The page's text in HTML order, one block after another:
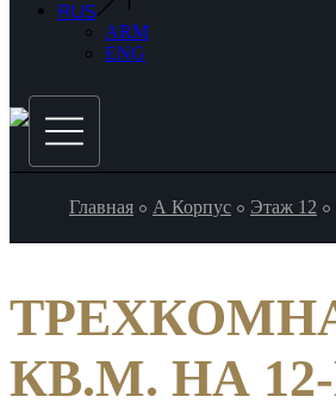
RUS
ARM
ENG
Главная А Корпус Этаж 12
КВ.М. НА